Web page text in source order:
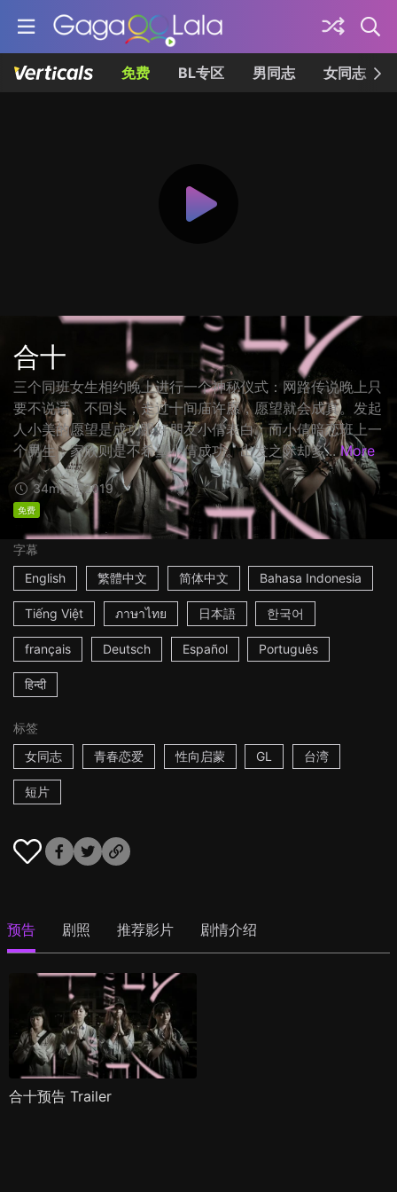
免费 BL专区 男同志 女同志
合十
三个同班女生相约晚上进行一个神秘仪式：网路传说晚上只
要不说话、不回头，走过十间庙许愿，愿望就会成真。发起
人小美的愿望是成功跟好朋友小倩表白；而小倩暗恋班上一
个男生；家欣则是不希望小倩成功。出发之际却多... More
34m臺湾2019
免费
字幕
English
繁體中文 简体中文 Bahasa Indonesia
Tiếng Việt ภาษาไทย 日本語 한국어
français Deutsch Español Português
हिन्दी
标签
女同志
青春恋爱 性向启蒙 GL 台湾
短片
预告 剧照 推荐影片 剧情介绍
合十预告 Trailer